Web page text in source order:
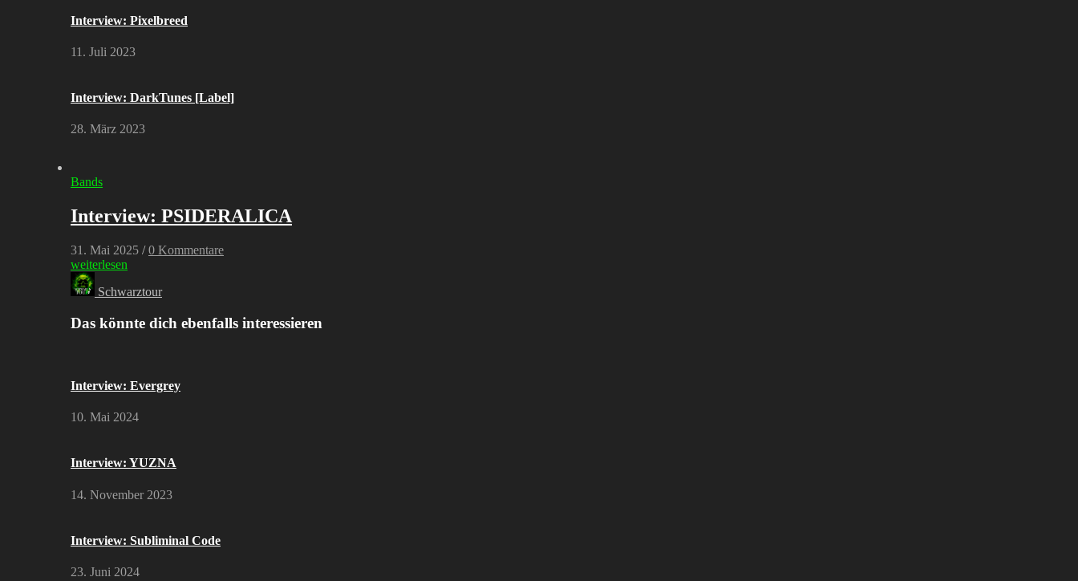
Interview: Pixelbreed
11. Juli 2023
Interview: DarkTunes [Label]
28. März 2023
Bands
Interview: PSIDERALICA
31. Mai 2025 / 0 Kommentare
weiterlesen
Schwarztour
Das könnte dich ebenfalls interessieren
Interview: Evergrey
10. Mai 2024
Interview: YUZNA
14. November 2023
Interview: Subliminal Code
23. Juni 2024